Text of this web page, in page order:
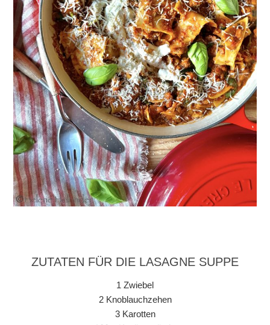
ZUTATEN FÜR DIE LASAGNE SUPPE
1 Zwiebel
2 Knoblauchzehen
3 Karotten